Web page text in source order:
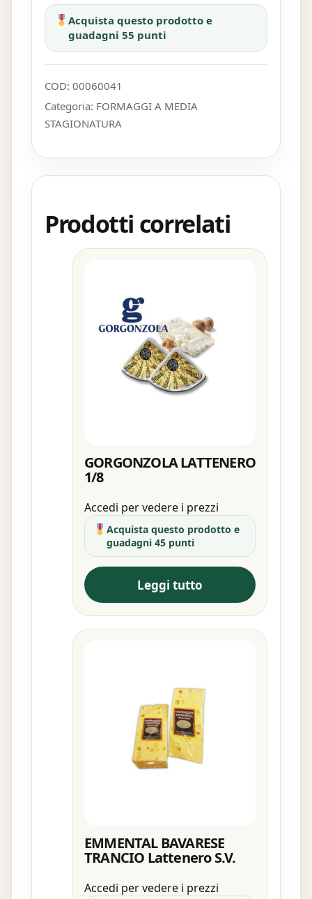
Acquista questo prodotto e
guadagni 55 punti
COD: 00060041
Categoria: FORMAGGI A MEDIA
STAGIONATURA
Prodotti correlati
GORGONZOLA LATTENERO
1/8
Accedi per vedere i prezzi
Acquista questo prodotto e
guadagni 45 punti
Leggi tutto
EMMENTAL BAVARESE
TRANCIO Lattenero S.V.
Accedi per vedere i prezzi